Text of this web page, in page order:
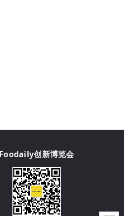
Foodaily创新博览会